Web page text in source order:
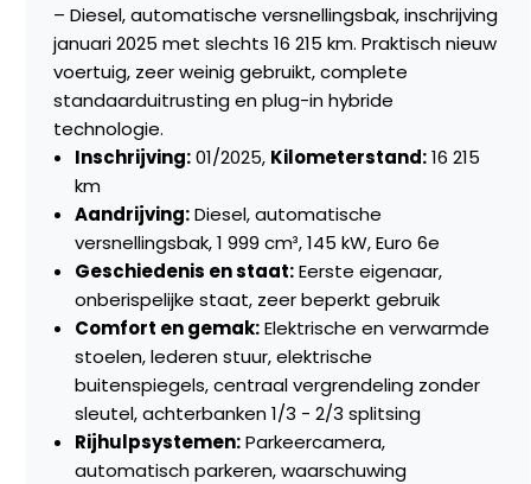
– Diesel, automatische versnellingsbak, inschrijving
januari 2025 met slechts 16 215 km. Praktisch nieuw
voertuig, zeer weinig gebruikt, complete
standaarduitrusting en plug-in hybride
technologie.
Inschrijving:01/2025, Kilometerstand:16 215
km
Aandrijving:Diesel, automatische
versnellingsbak, 1 999 cm³, 145 kW, Euro 6e
Geschiedenis en staat:Eerste eigenaar,
onberispelijke staat, zeer beperkt gebruik
Comfort en gemak:Elektrische en verwarmde
stoelen, lederen stuur, elektrische
buitenspiegels, centraal vergrendeling zonder
sleutel, achterbanken 1/3 - 2/3 splitsing
Rijhulpsystemen:Parkeercamera,
automatisch parkeren, waarschuwing